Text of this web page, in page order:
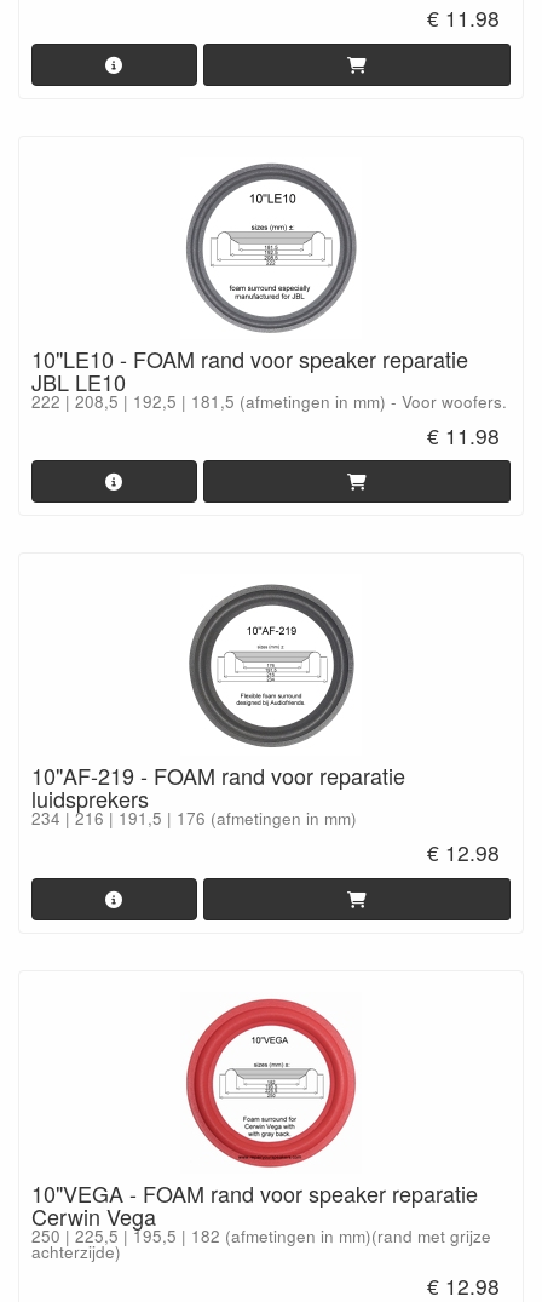
€ 11.98
10"LE10 - FOAM rand voor speaker reparatie
JBL LE10
222 | 208,5 | 192,5 | 181,5 (afmetingen in mm) - Voor woofers.
€ 11.98
10"AF-219 - FOAM rand voor reparatie
luidsprekers
234 | 216 | 191,5 | 176 (afmetingen in mm)
€ 12.98
10"VEGA - FOAM rand voor speaker reparatie
Cerwin Vega
250 | 225,5 | 195,5 | 182 (afmetingen in mm)(rand met grijze
achterzijde)
€ 12.98